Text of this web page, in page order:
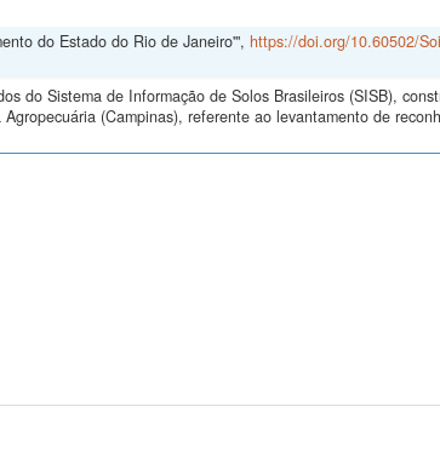
do Estado do Rio de Janeiro'", https://doi.org/10.60502/
do Sistema de Informação de Solos Brasileiros (SISB),
(Campinas), referente ao levantamento de